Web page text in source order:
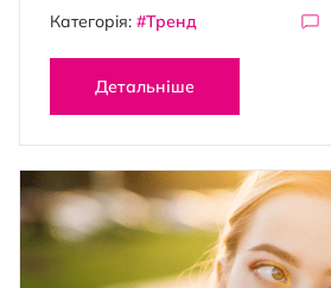
Категорія: #Тренд
Детальніше